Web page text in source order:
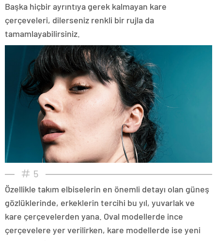
Başka hiçbir ayrıntıya gerek kalmayan kare
çerçeveleri, dilerseniz renkli bir rujla da
tamamlayabilirsiniz.
5
Özellikle takım elbiselerin en önemli detayı olan güneş
gözlüklerinde, erkeklerin tercihi bu yıl, yuvarlak ve
kare çerçevelerden yana. Oval modellerde ince
çerçevelere yer verilirken, kare modellerde ise yeni